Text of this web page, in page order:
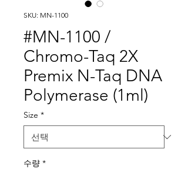
SKU: MN-1100
#MN-1100 /
Chromo-Taq 2X
Premix N-Taq DNA
Polymerase (1ml)
Size *
수량 *